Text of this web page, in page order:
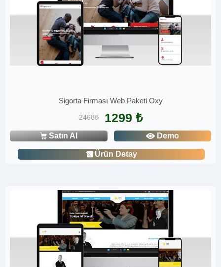
Sigorta Firması Web Paketi Oxy
2468₺ 1299 ₺
Satın Al Demo
Ürün Detay